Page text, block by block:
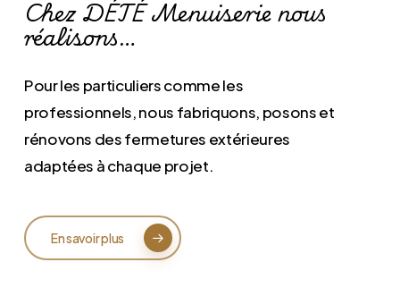
Chez DÉTÉ Menuiserie nous
réalisons…
Pour les particuliers comme les
professionnels, nous fabriquons, posons et
rénovons des fermetures extérieures
adaptées à chaque projet.
En savoir plus